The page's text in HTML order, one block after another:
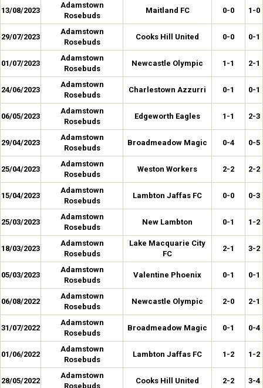
13/08/2023
Adamstown
Rosebuds
Maitland FC 0-0 1-0
29/07/2023
Adamstown
Rosebuds
Cooks Hill United 0-0 0-1
01/07/2023
Adamstown
Rosebuds
Newcastle Olympic 1-1 2-1
24/06/2023
Adamstown
Rosebuds
Charlestown Azzurri 0-1 0-1
06/05/2023
Adamstown
Rosebuds
Edgeworth Eagles 1-1 2-3
29/04/2023
Adamstown
Rosebuds
Broadmeadow Magic 0-4 0-5
25/04/2023
Adamstown
Rosebuds
Weston Workers 2-2 2-2
15/04/2023
Adamstown
Rosebuds
Lambton Jaffas FC 0-0 0-3
25/03/2023
Adamstown
Rosebuds
New Lambton 0-1 1-2
18/03/2023
Adamstown
Rosebuds
Lake Macquarie City
FC
2-1 3-2
05/03/2023
Adamstown
Rosebuds
Valentine Phoenix 0-1 0-1
06/08/2022
Adamstown
Rosebuds
Newcastle Olympic 2-0 2-1
31/07/2022
Adamstown
Rosebuds
Broadmeadow Magic 0-1 0-4
01/06/2022
Adamstown
Rosebuds
Lambton Jaffas FC 1-2 1-2
28/05/2022
Adamstown
Rosebuds
Cooks Hill United 2-2 3-4